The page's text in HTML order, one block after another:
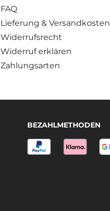
FAQ
Lieferung & Versandkosten
Widerrufsrecht
Widerruf erklären
Zahlungsarten
BEZAHLMETHODEN